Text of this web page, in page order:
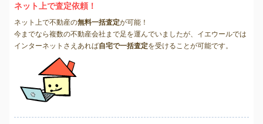
ネット上で査定依頼！
ネット上で不動産の無料一括査定が可能！
今までなら複数の不動産会社まで足を運んでいましたが、イエウールでは
インターネットさえあれば自宅で一括査定を受けることが可能です。